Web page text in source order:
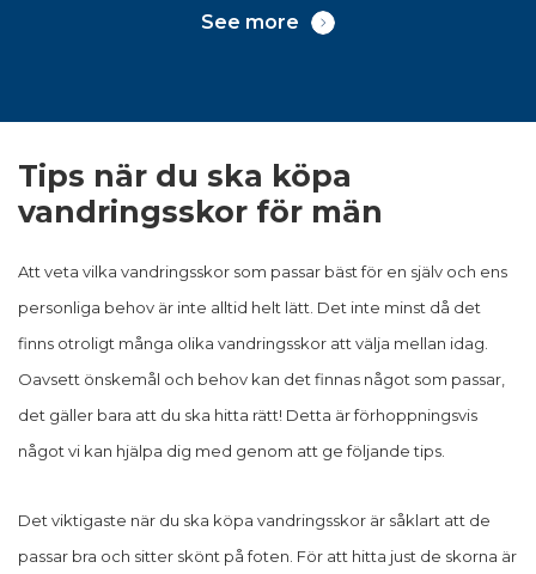
See more
Tips när du ska köpa
vandringsskor för män
Att veta vilka vandringsskor som passar bäst för en själv och ens
personliga behov är inte alltid helt lätt. Det inte minst då det
finns otroligt många olika vandringsskor att välja mellan idag.
Oavsett önskemål och behov kan det finnas något som passar,
det gäller bara att du ska hitta rätt! Detta är förhoppningsvis
något vi kan hjälpa dig med genom att ge följande tips.
Det viktigaste när du ska köpa vandringsskor är såklart att de
passar bra och sitter skönt på foten. För att hitta just de skorna är